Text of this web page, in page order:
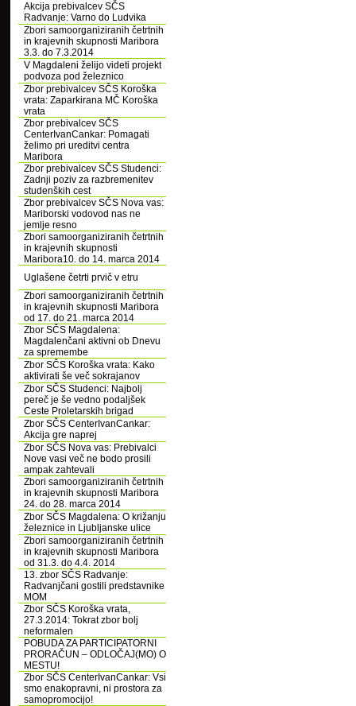
Akcija prebivalcev SČS
Radvanje: Varno do Ludvika
Zbori samoorganiziranih četrtnih
in krajevnih skupnosti Maribora
3.3. do 7.3.2014
V Magdaleni želijo videti projekt
podvoza pod železnico
Zbor prebivalcev SČS Koroška
vrata: Zaparkirana MČ Koroška
vrata
Zbor prebivalcev SČS
CenterIvanCankar: Pomagati
želimo pri ureditvi centra
Maribora
Zbor prebivalcev SČS Studenci:
Zadnji poziv za razbremenitev
studenških cest
Zbor prebivalcev SČS Nova vas:
Mariborski vodovod nas ne
jemlje resno
Zbori samoorganiziranih četrtnih
in krajevnih skupnosti
Maribora10. do 14. marca 2014
Uglašene četrti prvič v etru
Zbori samoorganiziranih četrtnih
in krajevnih skupnosti Maribora
od 17. do 21. marca 2014
Zbor SČS Magdalena:
Magdalenčani aktivni ob Dnevu
za spremembe
Zbor SČS Koroška vrata: Kako
aktivirati še več sokrajanov
Zbor SČS Studenci: Najbolj
pereč je še vedno podaljšek
Ceste Proletarskih brigad
Zbor SČS CenterIvanCankar:
Akcija gre naprej
Zbor SČS Nova vas: Prebivalci
Nove vasi več ne bodo prosili
ampak zahtevali
Zbori samoorganiziranih četrtnih
in krajevnih skupnosti Maribora
24. do 28. marca 2014
Zbor SČS Magdalena: O križanju
železnice in Ljubljanske ulice
Zbori samoorganiziranih četrtnih
in krajevnih skupnosti Maribora
od 31.3. do 4.4. 2014
13. zbor SČS Radvanje:
Radvanjčani gostili predstavnike
MOM
Zbor SČS Koroška vrata,
27.3.2014: Tokrat zbor bolj
neformalen
POBUDA ZA PARTICIPATORNI
PRORAČUN – ODLOČAJ(MO) O
MESTU!
Zbor SČS CenterIvanCankar: Vsi
smo enakopravni, ni prostora za
samopromocijo!